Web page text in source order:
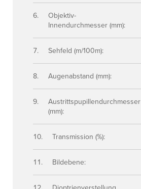
Objektiv-
Innendurchmesser (mm):
Sehfeld (m/100m):
Augenabstand (mm):
Austrittspupillendurchmesser
(mm):
Transmission (%):
Bildebene: